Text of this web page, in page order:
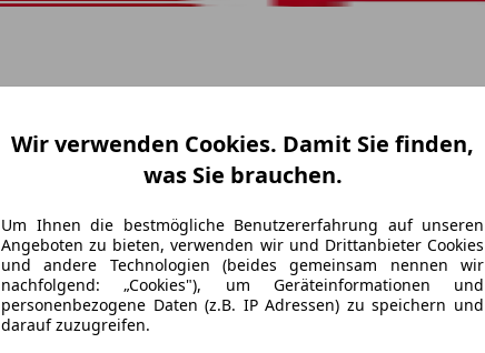
Wir verwenden Cookies. Damit Sie finden,
was Sie brauchen.
Um Ihnen die bestmögliche Benutzererfahrung auf unseren
Angeboten zu bieten, verwenden wir und Drittanbieter Cookies
und andere Technologien (beides gemeinsam nennen wir
nachfolgend: „Cookies"), um Geräteinformationen und
personenbezogene Daten (z.B. IP Adressen) zu speichern und
darauf zuzugreifen.